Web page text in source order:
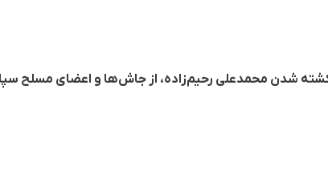
کشته شدن محمدعلی رحیم‌زاده، از جاش‌ها و اعضای مسلح